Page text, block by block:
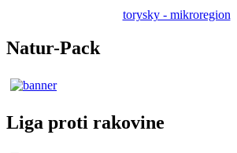
torysky - mikroregion
Natur-Pack
Liga proti rakovine